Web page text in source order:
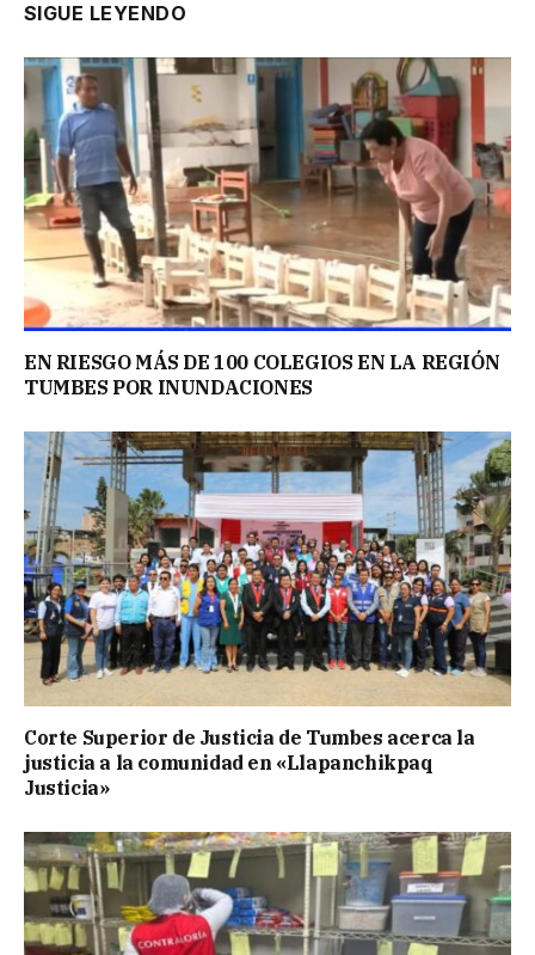
SIGUE LEYENDO
EN RIESGO MÁS DE 100 COLEGIOS EN LA REGIÓN
TUMBES POR INUNDACIONES
Corte Superior de Justicia de Tumbes acerca la
justicia a la comunidad en «Llapanchikpaq
Justicia»